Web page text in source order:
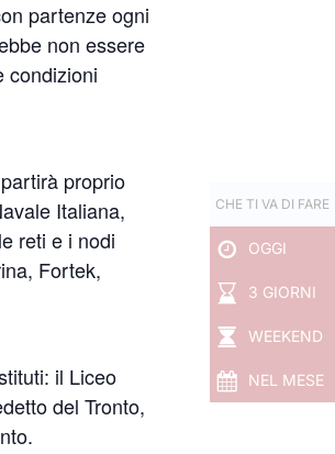
CHE TI VA DI FARE
OGGI
3 GIORNI
WEEKEND
NEL MESE
partenze ogni
non essere
condizioni
proprio
Italiana,
reti e i nodi
Fortek,
il Liceo
del Tronto,